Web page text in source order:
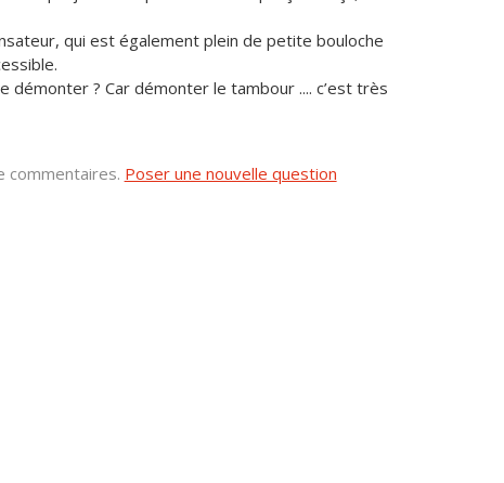
qui est également plein de petite bouloche
? Car démonter le tambour .... c’est très
commentaires. Poser une nouvelle question